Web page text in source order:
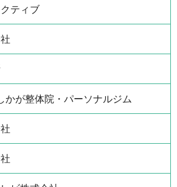
ティブ
かが整体院・パーソナルジム